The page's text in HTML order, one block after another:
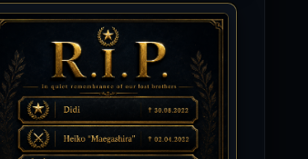
Letzte Aktivität:
27. Dez 2023, 22:48
DieWildeHilde
10.07.2026 / 12:48
Happy Birthday Chickpea
DieWildeHilde
10.07.2026 / 10:08